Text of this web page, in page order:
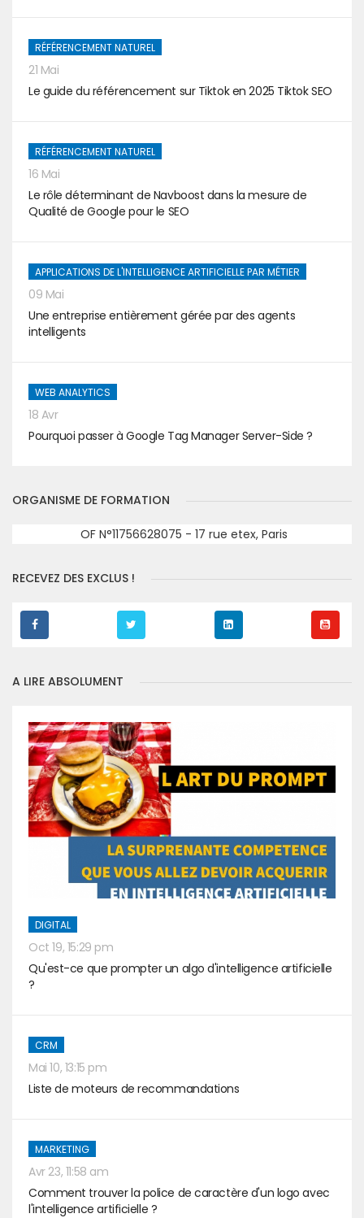
RÉFÉRENCEMENT NATUREL
21 Mai
Le guide du référencement sur Tiktok en 2025 Tiktok SEO
RÉFÉRENCEMENT NATUREL
16 Mai
Le rôle déterminant de Navboost dans la mesure de
Qualité de Google pour le SEO
APPLICATIONS DE L'INTELLIGENCE ARTIFICIELLE PAR MÉTIER
09 Mai
Une entreprise entièrement gérée par des agents
intelligents
WEB ANALYTICS
18 Avr
Pourquoi passer à Google Tag Manager Server-Side ?
ORGANISME DE FORMATION
OF N°11756628075 - 17 rue etex, Paris
RECEVEZ DES EXCLUS !
A LIRE ABSOLUMENT
DIGITAL
Oct 19, 15:29 pm
Qu'est-ce que prompter un algo d'intelligence artificielle
?
CRM
Mai 10, 13:15 pm
Liste de moteurs de recommandations
MARKETING
Avr 23, 11:58 am
Comment trouver la police de caractère d'un logo avec
l'intelligence artificielle ?